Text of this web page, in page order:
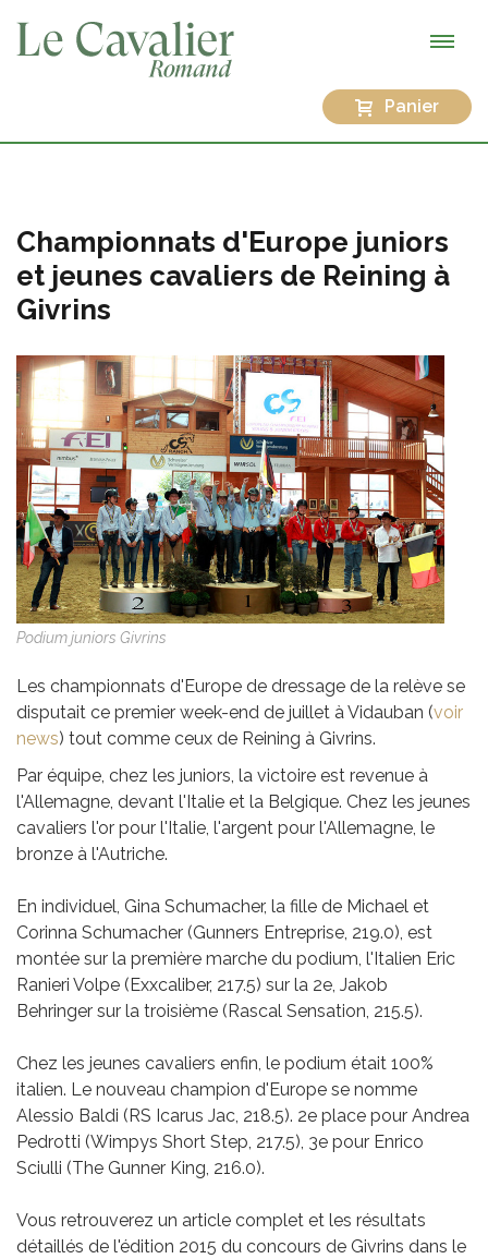
Panier
Championnats d'Europe juniors
et jeunes cavaliers de Reining à
Givrins
Podium juniors Givrins
Les championnats d'Europe de dressage de la relève se
disputait ce premier week-end de juillet à Vidauban (voir
news) tout comme ceux de Reining à Givrins.
Par équipe, chez les juniors, la victoire est revenue à
l'Allemagne, devant l'Italie et la Belgique. Chez les jeunes
cavaliers l'or pour l'Italie, l'argent pour l'Allemagne, le
bronze à l'Autriche.
En individuel, Gina Schumacher, la fille de Michael et
Corinna Schumacher (Gunners Entreprise, 219.0), est
montée sur la première marche du podium, l'Italien Eric
Ranieri Volpe (Exxcaliber, 217.5) sur la 2e, Jakob
Behringer sur la troisième (Rascal Sensation, 215.5).
Chez les jeunes cavaliers enfin, le podium était 100%
italien. Le nouveau champion d'Europe se nomme
Alessio Baldi (RS Icarus Jac, 218.5). 2e place pour Andrea
Pedrotti (Wimpys Short Step, 217.5), 3e pour Enrico
Sciulli (The Gunner King, 216.0).
Vous retrouverez un article complet et les résultats
détaillés de l'édition 2015 du concours de Givrins dans le